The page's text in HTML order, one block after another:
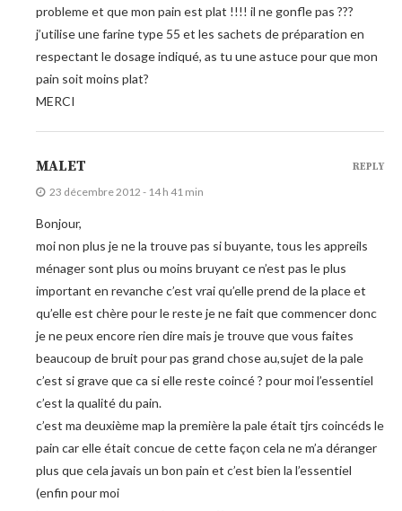
probleme et que mon pain est plat !!!! il ne gonfle pas ???
j’utilise une farine type 55 et les sachets de préparation en
respectant le dosage indiqué, as tu une astuce pour que mon
pain soit moins plat?
MERCI
MALET
23 décembre 2012 - 14 h 41 min
Bonjour,
moi non plus je ne la trouve pas si buyante, tous les appreils
ménager sont plus ou moins bruyant ce n’est pas le plus
important en revanche c’est vrai qu’elle prend de la place et
qu’elle est chère pour le reste je ne fait que commencer donc
je ne peux encore rien dire mais je trouve que vous faites
beaucoup de bruit pour pas grand chose au,sujet de la pale
c’est si grave que ca si elle reste coincé ? pour moi l’essentiel
c’est la qualité du pain.
c’est ma deuxième map la première la pale était tjrs coincéds le
pain car elle était concue de cette façon cela ne m’a déranger
plus que cela javais un bon pain et c’est bien la l’essentiel
(enfin pour moi
REPLY